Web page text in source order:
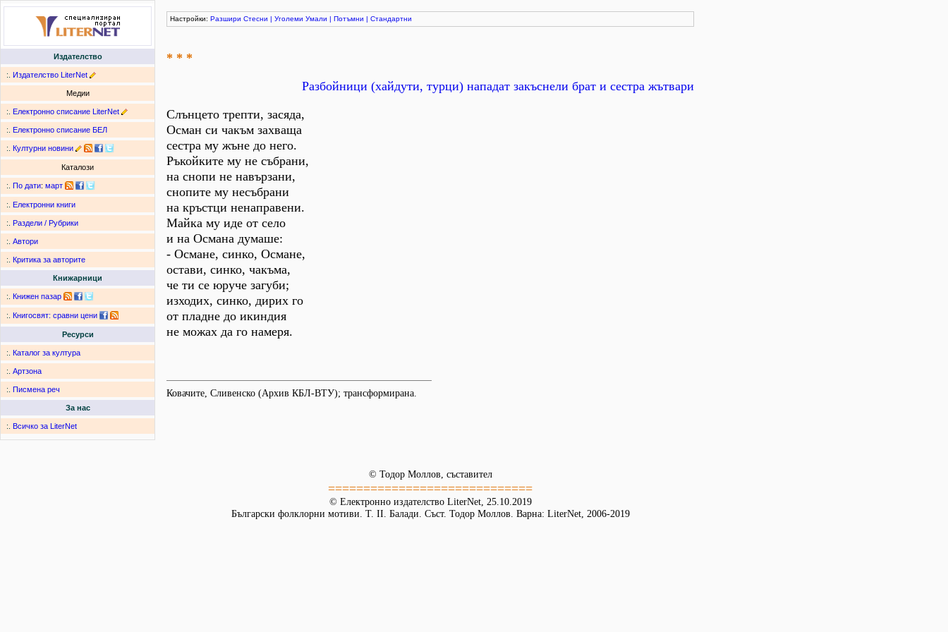
Издателство
:. Издателство LiterNet
Медии
:. Електронно списание LiterNet
:. Електронно списание БЕЛ
:. Културни новини
Каталози
:. По дати: март
:. Електронни книги
:. Раздели / Рубрики
:. Автори
:. Критика за авторите
Книжарници
:. Книжен пазар
:. Книгосвят: сравни цени
Ресурси
:. Каталог за култура
:. Артзона
:. Писмена реч
За нас
:. Всичко за LiterNet
Настройки: Разшири Стесни | Уголеми Умали | Потъмни | Стандартни
* * *
Разбойници (хайдути, турци) нападат закъснели брат и сестра жътвари
Слънцето трепти, засяда,
Осман си чакъм захваща
сестра му жъне до него.
Ръкойките му не събрани,
на снопи не навързани,
снопите му несъбрани
на кръстци ненаправени.
Майка му иде от село
и на Османа думаше:
- Османе, синко, Османе,
остави, синко, чакъма,
че ти се юруче загуби;
изходих, синко, дирих го
от пладне до икиндия
не можах да го намеря.
Ковачите, Сливенско (Архив КБЛ-ВТУ); трансформирана.
© Тодор Моллов, съставител
=============================
© Електронно издателство LiterNet, 25.10.2019
Български фолклорни мотиви. Т. ІІ. Балади. Съст. Тодор Моллов. Варна: LiterNet, 2006-2019